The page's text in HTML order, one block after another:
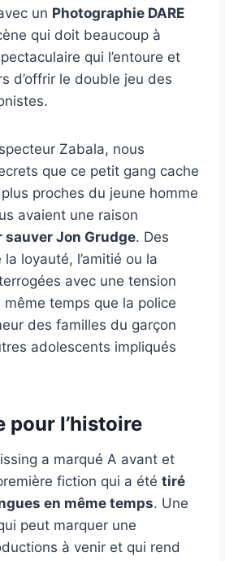
un Photographie DARE
qui doit beaucoup à
qui l’entoure et
d’offrir le double jeu des
Zabala, nous
que ce petit gang cache
proches du jeune homme
avaient une raison
sauver Jon Grudge. Des
loyauté, l’amitié ou la
avec une tension
temps que la police
des familles du garçon
adolescents impliqués
pour l’histoire
a marqué A avant et
fiction qui a été tiré
en même temps. Une
peut marquer une
à venir et qui rend